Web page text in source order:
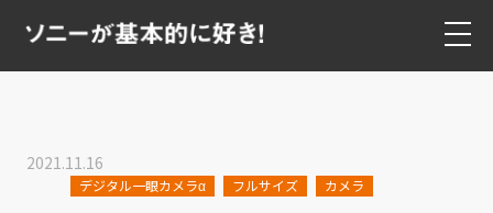
2021.11.16
デジタル一眼カメラα フルサイズ カメラ